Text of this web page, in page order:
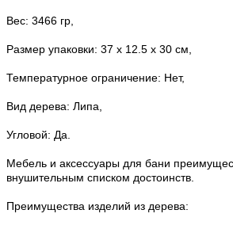
Вес: 3466 гр,
Размер упаковки: 37 x 12.5 x 30 см,
Температурное ограничение: Нет,
Вид дерева: Липа,
Угловой: Да.
Мебель и аксессуары для бани
внушительным списком достоинств.
Преимущества изделий из дерева: